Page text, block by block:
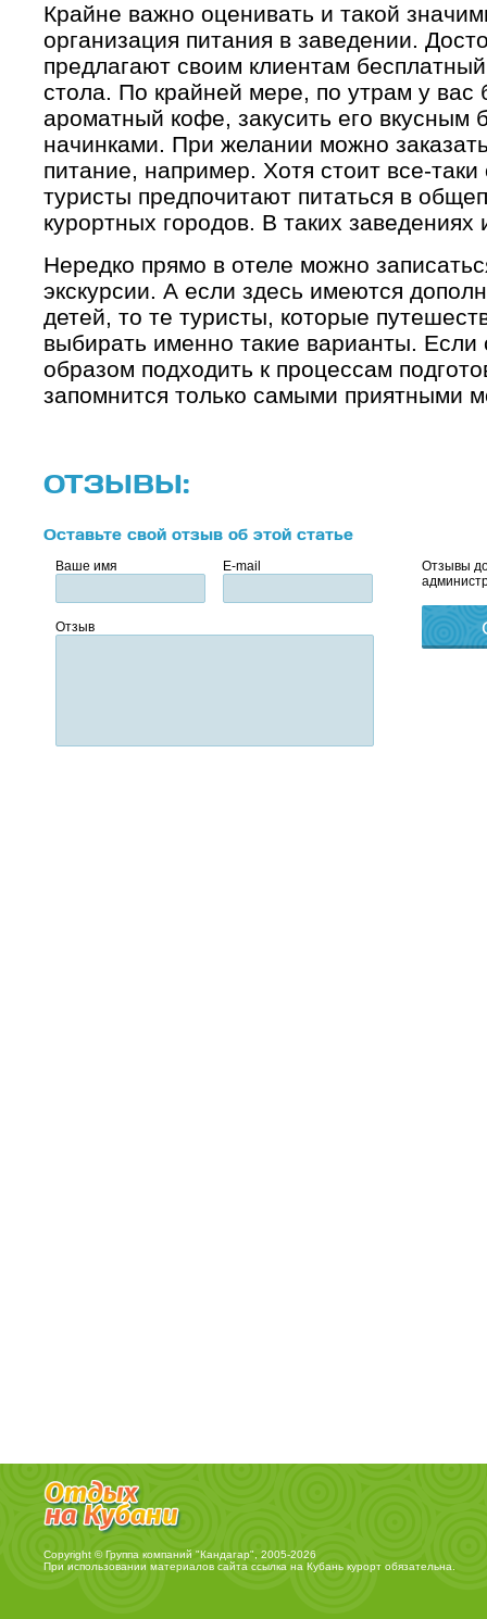
Крайне важно оценивать и такой
организация питания в заведении.
предлагают своим клиентам
стола. По крайней мере, по утрам у вас
ароматный кофе, закусить его вкусным
начинками. При желании можно
питание, например. Хотя стоит все-таки
туристы предпочитают питаться в
курортных городов. В таких
Нередко прямо в отеле можно
экскурсии. А если здесь имеются
детей, то те туристы, которые
выбирать именно такие варианты.
образом подходить к процессам
запомнится только самыми приятными
ОТЗЫВЫ:
Оставьте свой отзыв об этой статье
Ваше имя E-mail
Отзыв
Отзывы
Copyright © Группа компаний "Кандагар", 2005-2026
При использовании материалов сайта ссылка на Кубань курортобязательна.